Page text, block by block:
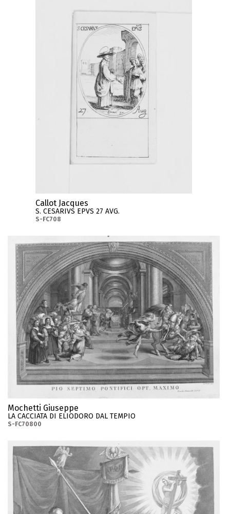
Callot Jacques
S. CESARIVS EPVS 27 AVG.
S-FC708
Mochetti Giuseppe
LA CACCIATA DI ELIODORO DAL TEMPIO
S-FC70800